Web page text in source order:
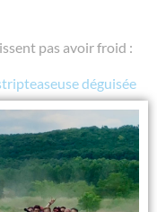
pas avoir froid :
déguisée
le feu dès le réveil
qui va faire
la fatigue, la gueule
le froid:les plus